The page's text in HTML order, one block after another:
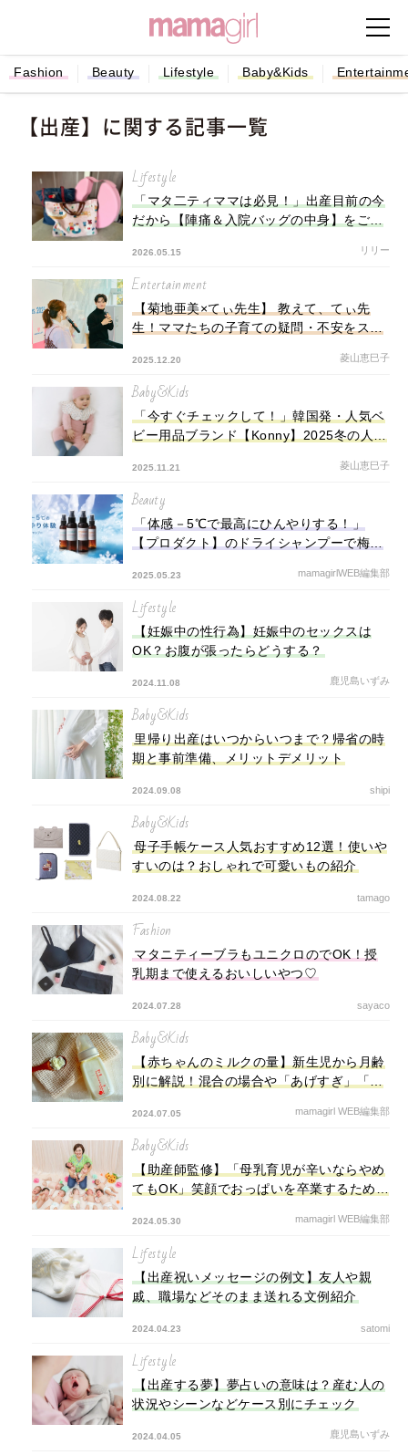
Fashion Beauty Lifestyle Baby&Kids
【出産】に関する記事一覧
Lifestyle
「マタ二ティママは必見！」出産目前の今
だから【陣痛＆入院バッグの中身】をご紹
2026.05.15 リリー
Entertainment
【菊地亜美×てぃ先生】 教えて、てぃ先
生！ママたちの子育ての疑問・不安をスッ
2025.12.20 菱山恵巳子
Baby&Kids
「今すぐチェックして！」韓国発・人気ベ
ビー用品ブランド【Konny】2025冬の人気
2025.11.21 菱山恵巳子
Beauty
「体感－5℃で最高にひんやりする！」
【プロダクト】のドライシャンプーで梅雨
2025.05.23 mamagirlWEB編集部
Lifestyle
【妊娠中の性行為】妊娠中のセックスは
OK？お腹が張ったらどうする？
2024.11.08 鹿児島いずみ
Baby&Kids
里帰り出産はいつからいつまで？帰省の時
期と事前準備、メリットデメリット
2024.09.08 shipi
Baby&Kids
母子手帳ケース人気おすすめ12選！使いや
すいのは？おしゃれで可愛いもの紹介
2024.08.22 tamago
Fashion
マタニティーブラもユニクロのでOK！授
乳期まで使えるおいしいやつ♡
2024.07.28 sayaco
Baby&Kids
【赤ちゃんのミルクの量】新生児から月齢
別に解説！混合の場合や「あげすぎ」「足
2024.07.05 mamagirl WEB編集部
Baby&Kids
【助産師監修】「母乳育児が辛いならやめ
てもOK」笑顔でおっぱいを卒業するための
2024.05.30 mamagirl WEB編集部
Lifestyle
【出産祝いメッセージの例文】友人や親
戚、職場などそのまま送れる文例紹介
2024.04.23 satomi
Lifestyle
【出産する夢】夢占いの意味は？産む人の
状況やシーンなどケース別にチェック
2024.04.05 鹿児島いずみ